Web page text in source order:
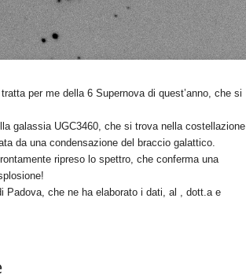
per me della 6 Supernova di quest’anno, che si
galassia UGC3460, che si trova nella costellazione
da una condensazione del braccio galattico.
ripreso lo spettro, che conferma una
Padova, che ne ha elaborato i dati, al , dott.a e